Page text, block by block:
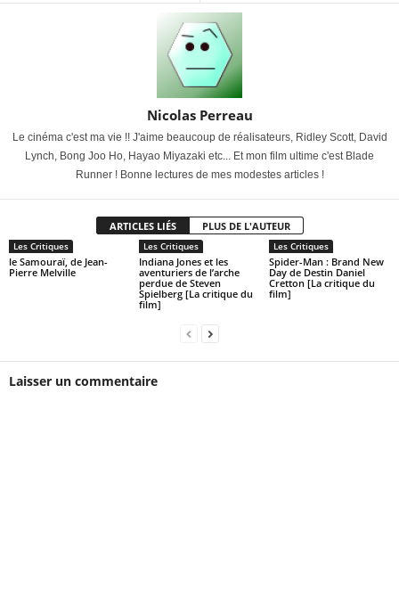
Nicolas Perreau
Le cinéma c'est ma vie !! J'aime beaucoup de réalisateurs, Ridley Scott, David
Lynch, Bong Joo Ho, Hayao Miyazaki etc... Et mon film ultime c'est Blade
Runner ! Bonne lectures de mes modestes articles !
ARTICLES LIÉS PLUS DE L'AUTEUR
Les Critiques
le Samouraï, de Jean-
Pierre Melville
Les Critiques
Indiana Jones et les
aventuriers de l’arche
perdue de Steven
Spielberg [La critique du
film]
Les Critiques
Spider-Man : Brand New
Day de Destin Daniel
Cretton [La critique du
film]
Laisser un commentaire